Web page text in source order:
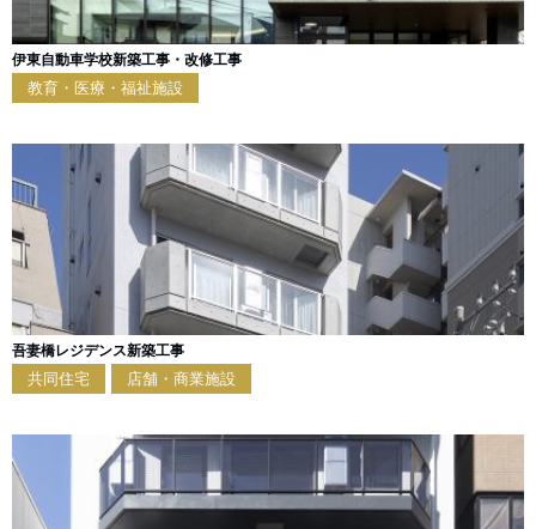
伊東自動車学校新築工事・改修工事
教育・医療・福祉施設
吾妻橋レジデンス新築工事
共同住宅 店舗・商業施設